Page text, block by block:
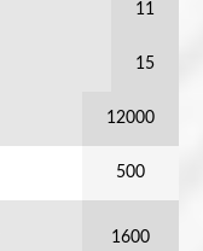
11
15
12000
500
1600